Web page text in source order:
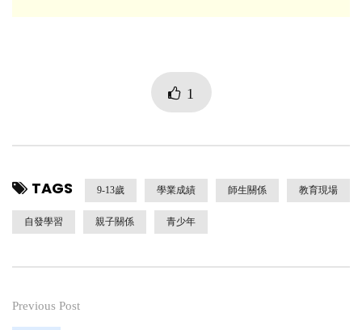
1
TAGS 9-13歲 學業成績 師生關係 教育現場
自發學習 親子關係 青少年
Previous Post